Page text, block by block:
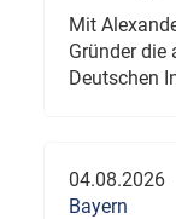
Mit
Gründer die
Deutschen
04.08.2026
Bayern